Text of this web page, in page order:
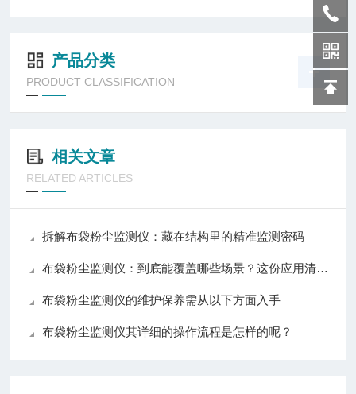
产品分类
PRODUCT CLASSIFICATION
相关文章
RELATED ARTICLES
拆解布袋粉尘监测仪：藏在结构里的精准监测密码
布袋粉尘监测仪：到底能覆盖哪些场景？这份应用清单揭晓答案
布袋粉尘监测仪的维护保养需从以下方面入手
布袋粉尘监测仪其详细的操作流程是怎样的呢？